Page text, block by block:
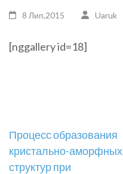
8 Лип,2015 Uaruk
[nggallery id=18]
Навігація
записів
Процесс образования
кристально-аморфных
структур при